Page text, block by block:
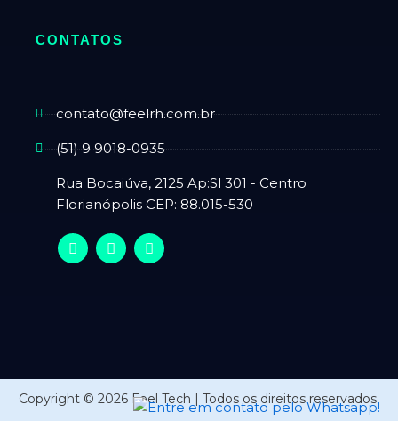
CONTATOS
contato@feelrh.com.br
(51) 9 9018-0935
Rua Bocaiúva, 2125 Ap:Sl 301 - Centro
Florianópolis CEP: 88.015-530
Copyright © 2026 Feel Tech | Todos os direitos reservados.